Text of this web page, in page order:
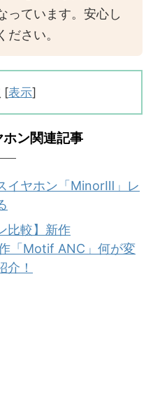
っています。安心し
ださい。
[表示]
ン関連記事
イヤホン「MinorⅢ」レ
比較】新作
「Motif ANC」何が変
介！